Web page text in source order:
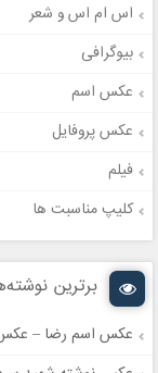
اس ام اس و شعر
بیوگرافی
عکس اسم
عکس پروفایل
فیلم
کلیپ مناسبت ها
برترین
عکس اسم رضا –